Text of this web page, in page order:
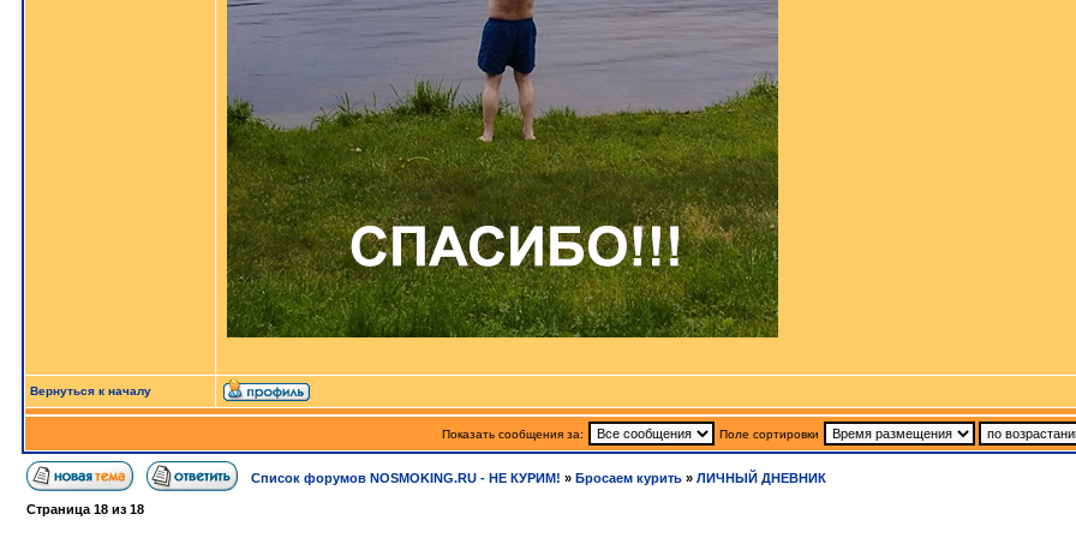
Вернуться к началу
Показать сообщения за: Поле сортировки
Список форумов NOSMOKING.RU - НЕ КУРИМ! » Бросаем курить » ЛИЧНЫЙ ДНЕВНИК
Страница 18 из 18